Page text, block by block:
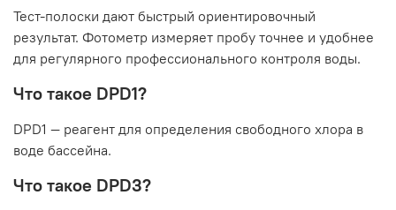
Тест-полоски дают быстрый ориентировочный
результат. Фотометр измеряет пробу точнее и удобнее
для регулярного профессионального контроля воды.
Что такое DPD1?
DPD1 — реагент для определения свободного хлора в
воде бассейна.
Что такое DPD3?